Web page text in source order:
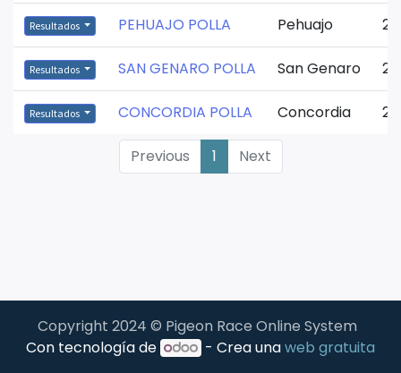
Resultados PEHUAJO POLLA Pehuajo
Resultados SAN GENARO POLLA San Genaro
Resultados CONCORDIA POLLA Concordia
Previous 1 Next
Copyright 2024 © Pigeon Race Online System
Con tecnología de
- Crea unaweb gratuita